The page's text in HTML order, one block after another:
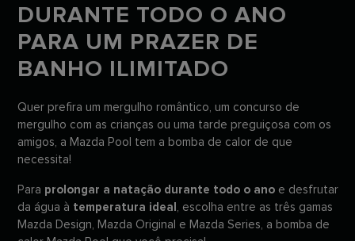
DURANTE TODO O ANO
PARA UM PRAZER DE
BANHO ILIMITADO
Quer prefira um mergulho romântico, um concurso de
mergulho com as crianças ou uma tarde preguiçosa com os
amigos, a Mazda Pool tem a bomba de calor de que
necessita!
Para prolongar a natação durante todo o ano e desfrutar
da água à temperatura ideal , escolha entre as três gamas
Mazda Design, Mazda Original e Mazda Series, a bomba de